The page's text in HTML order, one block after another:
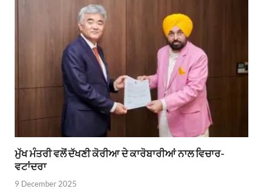
ਮੁੱਖ ਮੰਤਰੀ ਵਲੋਂ ਦੱਖਣੀ ਕੋਰੀਆ ਦੇ ਕਾਰੋਬਾਰੀਆਂ ਨਾਲ ਵਿਚਾਰ-
ਵਟਾਂਦਰਾ
9 December 2025